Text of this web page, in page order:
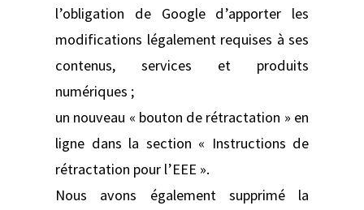
l’obligation de Google d’apporter les
modifications légalement requises à ses
contenus, services et produits
numériques ;
un nouveau « bouton de rétractation » en
ligne dans la section « Instructions de
rétractation pour l’EEE ».
Nous avons également supprimé la